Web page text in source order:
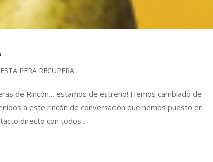
ESTA PERA RECUPERA
de Rincón… estamos de estreno! Hemos cambiado de
a este rincón de conversación que hemos puesto en
directo con todos...